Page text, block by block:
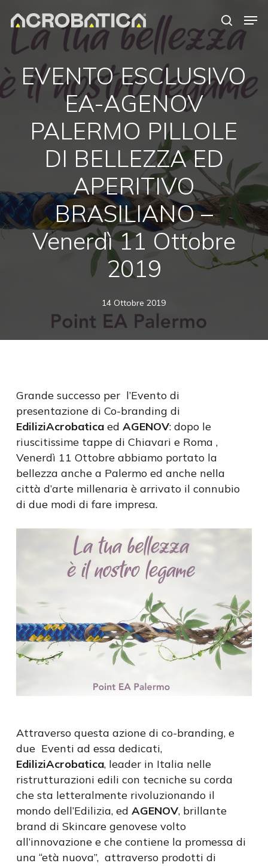
main
content
search
EVENTO ESCLUSIVO
EA-AGENOV
PALERMO PILLOLE
DI BELLEZZA ED
APERITIVO
BRASILIANO –
Venerdì 11 Ottobre
2019
14 Ottobre 2019
Grande successo per l’Evento di
presentazione di Co-branding di
EdiliziAcrobaticaed AGENOV: dopo le
riuscitissime tappe di Chiavari e Roma ,
Venerdì 11 Ottobre abbiamo portato la
bellezza anche a Palermo ed anche nella
città d’arte millenaria è arrivato il connubio
di due modi di fare impresa.
Attraverso questa azione di co-branding, e
due Eventi ad essa dedicati,
EdiliziAcrobatica, leader in Italia nelle
ristrutturazioni edili con tecniche su corda
che sta letteralmente rivoluzionando il
mondo dell’Edilizia, ed AGENOV, brillante
brand di Skincare genovese volto
all’innovazione e che contiene la promessa di
una “età nuova”, attraverso prodotti di
Close
Menu